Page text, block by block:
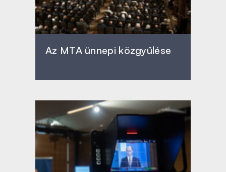
Az MTA ünnepi közgyűlése